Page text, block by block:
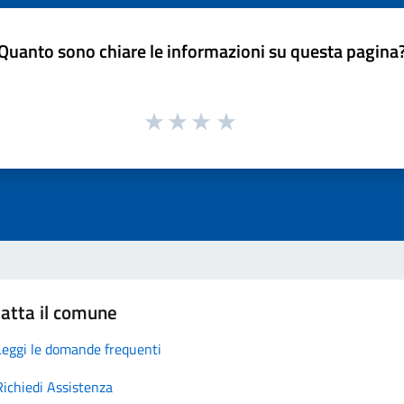
sono chiare le informazioni su questa
il comune
le domande frequenti
Assistenza